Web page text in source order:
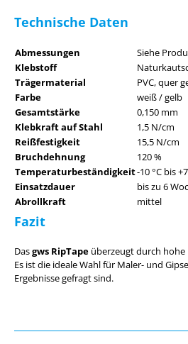
Technische Daten
Abmessungen
Siehe
Klebstoff
Trägermaterial
PVC, quer
Farbe
weiß / gelb
Gesamtstärke
0,150 mm
Klebkraft auf Stahl
1,5 N/cm
Reißfestigkeit
15,5 N/cm
Bruchdehnung
120 %
Temperaturbeständigkeit-10 °C bis
Einsatzdauer
bis zu 6
Abrollkraft
mittel
Fazit
Dasgws RipTape überzeugt durch hohe
Es ist die ideale Wahl für Maler- und
Ergebnisse gefragt sind.